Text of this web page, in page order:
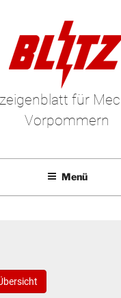
für
Vorpommern
Menü